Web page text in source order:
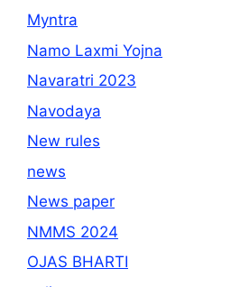
Myntra
Namo Laxmi Yojna
Navaratri 2023
Navodaya
New rules
news
News paper
NMMS 2024
OJAS BHARTI